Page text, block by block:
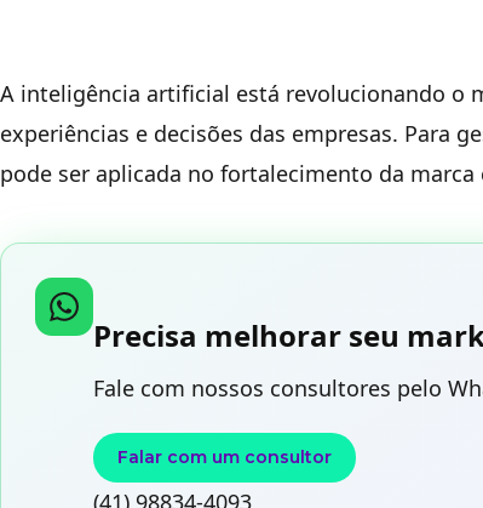
A inteligência artificial está revolucionando o
experiências e decisões das empresas. Para
pode ser aplicada no fortalecimento da marca
Precisa melhorar seu
Fale com nossos consultores pelo
Falar com um consultor
(41) 98834-4093